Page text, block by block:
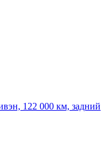
122 000 км, задний